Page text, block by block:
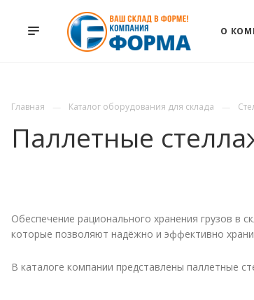
О
Главная Каталог оборудования для склада
Паллетные
Обеспечение рационального хранения грузов в
которые позволяют надёжно и эффективно
В каталоге компании представлены паллетные